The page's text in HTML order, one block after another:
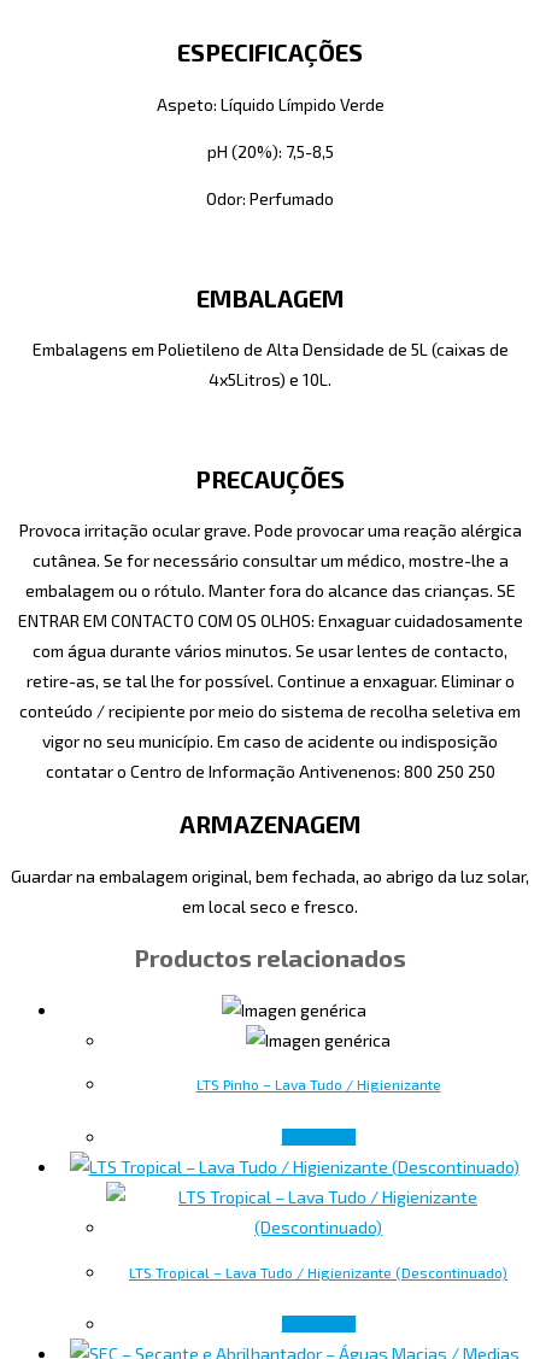
ESPECIFICAÇÕES
Aspeto: Líquido Límpido Verde
pH (20%): 7,5-8,5
Odor: Perfumado
EMBALAGEM
Embalagens em Polietileno de Alta Densidade de 5L (caixas de
4x5Litros) e 10L.
PRECAUÇÕES
Provoca irritação ocular grave. Pode provocar uma reação alérgica
cutânea. Se for necessário consultar um médico, mostre-lhe a
embalagem ou o rótulo. Manter fora do alcance das crianças. SE
ENTRAR EM CONTACTO COM OS OLHOS: Enxaguar cuidadosamente
com água durante vários minutos. Se usar lentes de contacto,
retire-as, se tal lhe for possível. Continue a enxaguar. Eliminar o
conteúdo / recipiente por meio do sistema de recolha seletiva em
vigor no seu município. Em caso de acidente ou indisposição
contatar o Centro de Informação Antivenenos: 800 250 250
ARMAZENAGEM
Guardar na embalagem original, bem fechada, ao abrigo da luz solar,
em local seco e fresco.
Productos relacionados
LTS Pinho – Lava Tudo / Higienizante
LTS Tropical – Lava Tudo / Higienizante (Descontinuado)